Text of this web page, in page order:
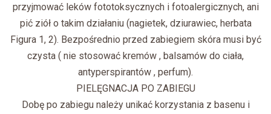
przyjmować leków fototoksycznych i fotoalergicznych, ani
pić ziół o takim działaniu (nagietek, dziurawiec, herbata
Figura 1, 2). Bezpośrednio przed zabiegiem skóra musi być
czysta ( nie stosować kremów , balsamów do ciała,
antyperspirantów , perfum).
PIELĘGNACJA PO ZABIEGU
Dobę po zabiegu należy unikać korzystania z basenu i